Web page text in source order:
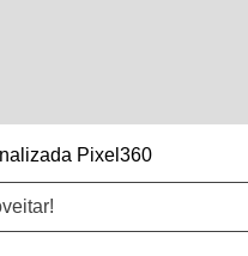
Pixel360